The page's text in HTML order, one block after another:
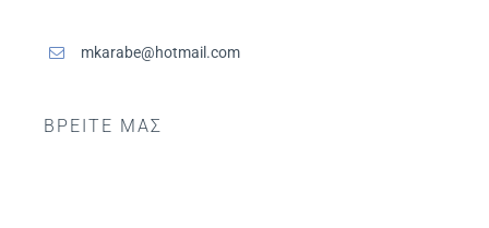
mkarabe@hotmail.com
ΒΡΕΙΤΕ ΜΑΣ